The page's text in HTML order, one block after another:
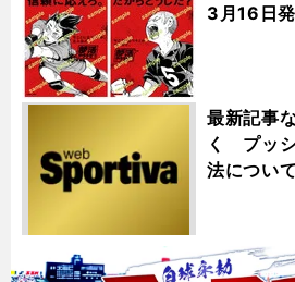
3月16日
最新記事
く プッ
法について